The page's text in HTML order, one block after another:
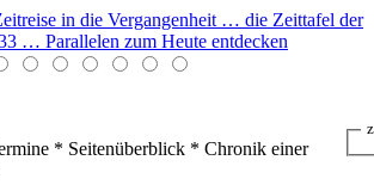
in die Vergangenheit … die Zeittafel der
… Parallelen zum Heute entdecken
* Seitenüberblick * Chronik einer